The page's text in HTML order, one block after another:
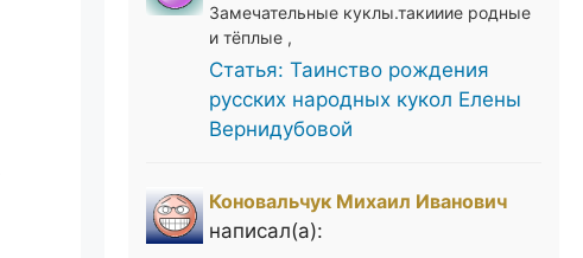
Замечательные куклы.такииие родные
и тёплые ,
Статья: Таинство рождения
русских народных кукол Елены
Вернидубовой
Коновальчук Михаил Иванович
написал(а):